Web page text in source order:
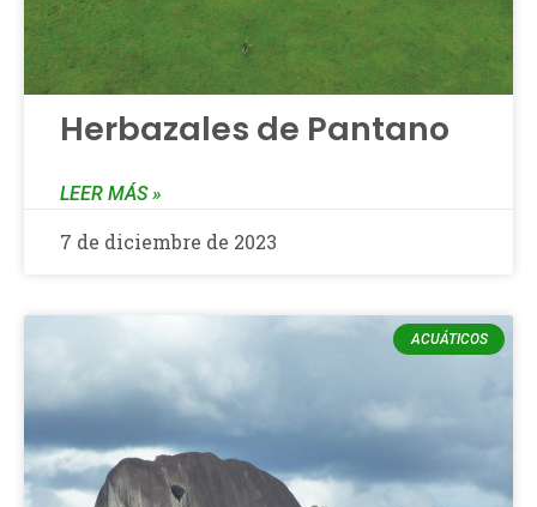
Herbazales de Pantano
LEER MÁS »
7 de diciembre de 2023
ACUÁTICOS